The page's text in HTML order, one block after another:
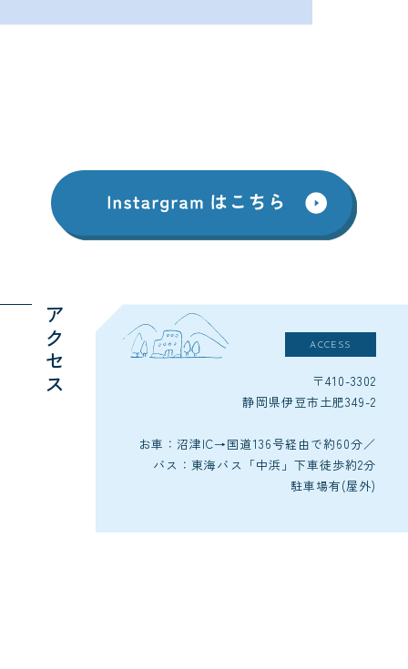
アクセス ACCESS
〒410-3302
静岡県伊豆市土肥349-2
お車：沼津IC→国道136号経由で約60分／
バス：東海バス「中浜」下車徒歩約2分
駐車場有(屋外)